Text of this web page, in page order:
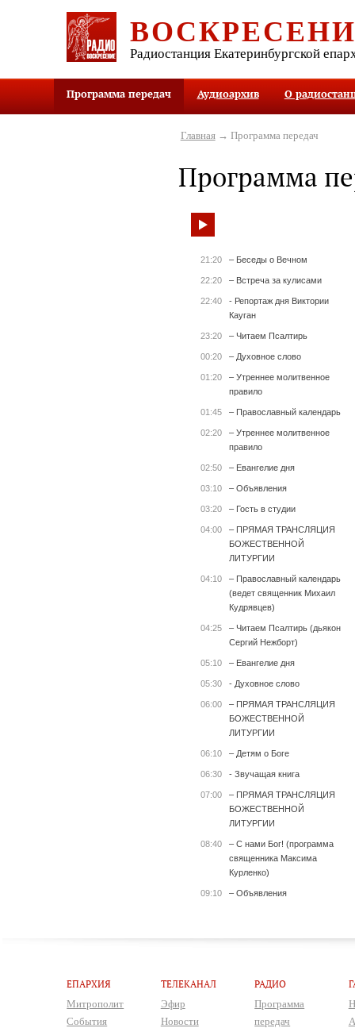
Радиостанция Екатеринбургской
Программа передач Аудиоархив О
Главная→ Программа передач
Программа
21:20 – Беседы о Вечном
22:20 – Встреча за кулисами
22:40
- Репортаж дня Виктории
Кауган
23:20 – Читаем Псалтирь
00:20 – Духовное слово
01:20
– Утреннее молитвенное
правило
01:45 – Православный календарь
02:20
– Утреннее молитвенное
правило
02:50 – Евангелие дня
03:10 – Объявления
03:20 – Гость в студии
04:00
– ПРЯМАЯ ТРАНСЛЯЦИЯ
БОЖЕСТВЕННОЙ
ЛИТУРГИИ
04:10
– Православный календарь
(ведет священник Михаил
Кудрявцев)
04:25
– Читаем Псалтирь (дьякон
Сергий Нежборт)
05:10 – Евангелие дня
05:30 - Духовное слово
06:00
– ПРЯМАЯ ТРАНСЛЯЦИЯ
БОЖЕСТВЕННОЙ
ЛИТУРГИИ
06:10 – Детям о Боге
06:30 - Звучащая книга
07:00
– ПРЯМАЯ ТРАНСЛЯЦИЯ
БОЖЕСТВЕННОЙ
ЛИТУРГИИ
08:40
– С нами Бог! (программа
священника Максима
Курленко)
09:10 – Объявления
ЕПАРХИЯ
Митрополит
События
ТЕЛЕКАНАЛ
Эфир
Новости
РАДИО
Программа
передач